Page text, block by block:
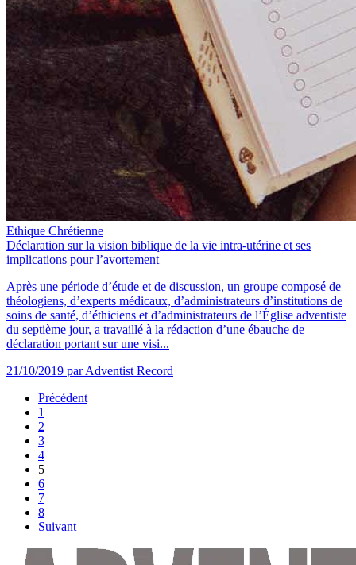
Ethique Chrétienne
Déclaration sur la vision biblique de la vie intra-utérine et ses
implications pour l’avortement
Après une période d’étude et de discussion, un groupe composé de
théologiens, d’experts médicaux, d’administrateurs d’institutions de
soins de santé, d’éthiciens et d’administrateurs de l’Église adventiste
du septième jour, a travaillé à la rédaction d’une ébauche de
déclaration portant sur une visi...
21/10/2019 par Adventist Record
Précédent
1
2
3
4
5
6
7
8
Suivant